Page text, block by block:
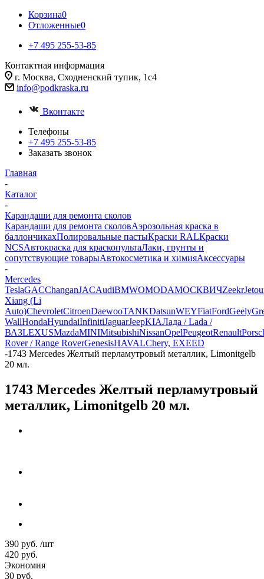
Корзина0
Отложенные0
+7 495 255-53-85
Контактная информация
г. Москва, Сходненский тупик, 1с4
info@podkraska.ru
Вконтакте
Телефоны
+7 495 255-53-85
Заказать звонок
Главная
-
Каталог
-
Карандаши для ремонта сколов
Карандаши для ремонта сколовАэрозольная краска в
баллончикахПолировальные пастыКраски RALКраски
NCSАвтокраска для краскопультаЛаки, грунты и
сопутствующие товарыАвтокосметика и химияАксессуары
-
Mercedes
TeslaGACChanganJACAudiBMWOMODAМОСКВИЧZeekr
Xiang (Li
Auto)ChevroletCitroenDaewooTANKDatsunWEYFiatFordGeely
WallHondaHyundaiInfinitiJaguarJeepKIAЛада / Lada /
ВАЗLEXUSMazdaMINIMitsubishiNissanOpelPeugeotRenault
Rover / Range RoverGenesisHAVALChery, EXEED
-1743 Mercedes Желтый перламутровый металлик, Limonitgelb
20 мл.
1743 Mercedes Желтый перламутровый
металлик, Limonitgelb 20 мл.
390 руб. /шт
420 руб.
Экономия
30 руб.